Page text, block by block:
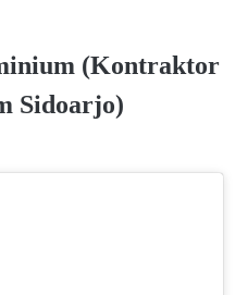
(Kontraktor
Sidoarjo)